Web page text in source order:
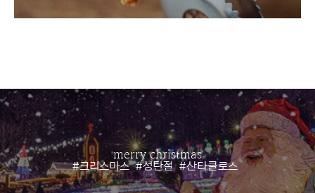
merry christmas
#크리스마스 #성탄절 #산타클로스